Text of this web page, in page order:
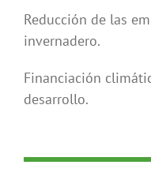
Reducción de las
invernadero.
Financiación
desarrollo.